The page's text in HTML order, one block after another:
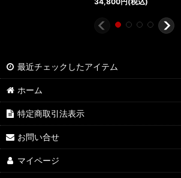
最近チェックしたアイテム
ホーム
特定商取引法表示
お問い合せ
マイページ